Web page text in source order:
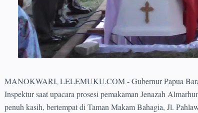
MANOKWARI, LELEMUKU.COM - Gubernur Papua
Inspektur saat upacara prosesi pemakaman Jenazah
penuh kasih, bertempat di Taman Makam Bahagia, Jl.